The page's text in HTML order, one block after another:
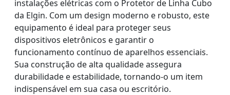
instalações elétricas com o Protetor de Linha Cubo
da Elgin. Com um design moderno e robusto, este
equipamento é ideal para proteger seus
dispositivos eletrônicos e garantir o
funcionamento contínuo de aparelhos essenciais.
Sua construção de alta qualidade assegura
durabilidade e estabilidade, tornando-o um item
indispensável em sua casa ou escritório.